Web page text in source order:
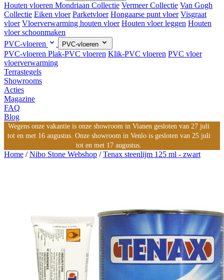
Houten vloeren Mondriaan Collectie Vermeer Collectie Van Gogh
Collectie Eiken vloer Parketvloer Hongaarse punt vloer Visgraat
vloer Vloerverwarming houten vloer Houten vloer leggen Houten
vloer schoonmaken
PVC-vloeren
PVC-vloeren
PVC-vloeren Plak-PVC vloeren Klik-PVC vloeren PVC vloer
vloerverwarming
Terrastegels
Showrooms
Acties
Magazine
FAQ
Blog
Wegens onze vakantie is onze showroom in Vianen gesloten van 27 juli
tot en met 16 augustus. Onze showroom in Venlo is gesloten van 25 juli
tot en met 17 augustus.
Home /Nibo Stone Webshop /Tenax steenlijm 125 ml - zwart